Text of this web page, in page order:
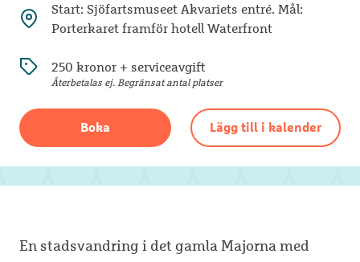
Start: Sjöfartsmuseet Akvariets entré. Mål:
Porterkaret framför hotell Waterfront
250 kronor + serviceavgift
Återbetalas ej. Begränsat antal platser
Boka Lägg till i kalender
En stadsvandring i det gamla Majorna med